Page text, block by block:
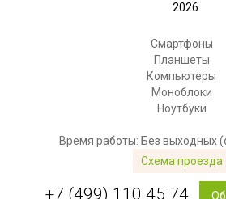
2026
Смартфоны
Планшеты
Компьютеры
Моноблоки
Ноутбуки
Время работы: Без выходных
Схема проезда
+7 (499) 110 45 74